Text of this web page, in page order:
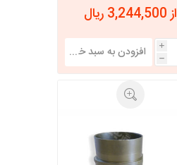
از 3,244,500 ریال
i
h